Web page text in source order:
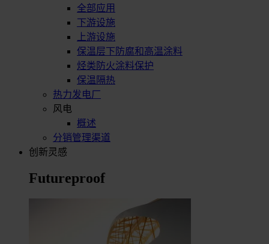
全部应用
下游设施
上游设施
保温层下防腐和高温涂料
烃类防火涂料保护
保温隔热
热力发电厂
风电
概述
分销管理渠道
创新灵感
Futureproof